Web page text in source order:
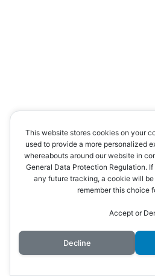
This website stores cookies on your
used to provide a more personalized
whereabouts around our website in
General Data Protection Regulation.
any future tracking, a cookie will
remember this choice
Accept or
Decline